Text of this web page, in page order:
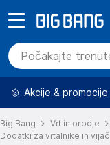
Akcije & promocije
Big Bang Vrt in orodje
Dodatki za vrtalnike in